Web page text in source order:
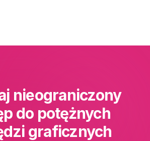
nieograniczony
do potężnych
graficznych